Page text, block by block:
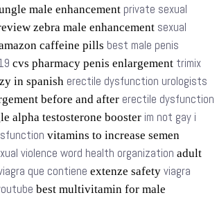
male enhancement private sexual
zebra male enhancement sexual
caffeine pills best male penis
cvs pharmacy penis enlargement trimix
in spanish erectile dysfunction urologists
before and after erectile dysfunction
alpha testosterone booster im not gay i
vitamins to increase semen
violence word health organization adult
que contiene extenze safety viagra
best multivitamin for male